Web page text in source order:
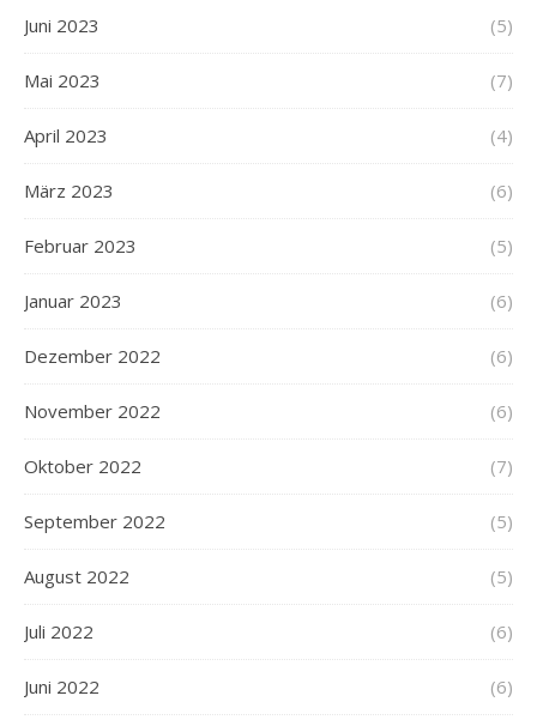
Juni 2023 (5)
Mai 2023 (7)
April 2023 (4)
März 2023 (6)
Februar 2023 (5)
Januar 2023 (6)
Dezember 2022 (6)
November 2022 (6)
Oktober 2022 (7)
September 2022 (5)
August 2022 (5)
Juli 2022 (6)
Juni 2022 (6)